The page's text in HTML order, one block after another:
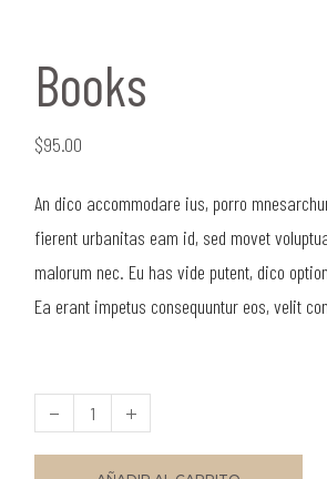
Books
$95.00
An dico accommodare ius, porro
fierent urbanitas eam id, sed movet
malorum nec. Eu has vide putent, dico
Ea erant impetus consequuntur eos, velit